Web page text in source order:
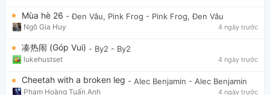
Mùa hè 26 - Đen Vâu, Pink Frog - Pink Frog, Đen Vâu
Ngô Gia Huy 4 ngày trước
凑热闹 (Góp Vui) - By2 - By2
lukehustset 4 ngày trước
Cheetah with a broken leg - Alec Benjamin - Alec Benjamin
Phạm Hoàng Tuấn Anh 4 ngày trước